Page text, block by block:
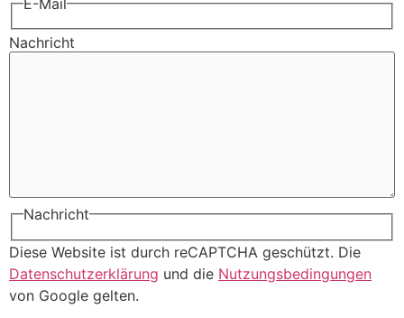
Nachricht
Nachricht
Diese Website ist durch reCAPTCHA geschützt. Die
Datenschutzerklärung und die Nutzungsbedingungen
von Google gelten.